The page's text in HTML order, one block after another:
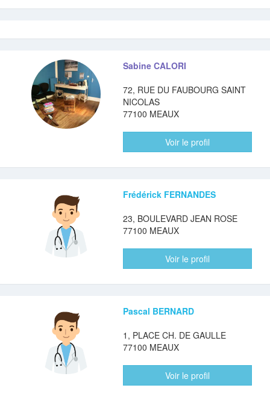
Sabine CALORI
72, RUE DU FAUBOURG SAINT
NICOLAS
77100 MEAUX
Voir le profil
Frédérick FERNANDES
23, BOULEVARD JEAN ROSE
77100 MEAUX
Voir le profil
Pascal BERNARD
1, PLACE CH. DE GAULLE
77100 MEAUX
Voir le profil